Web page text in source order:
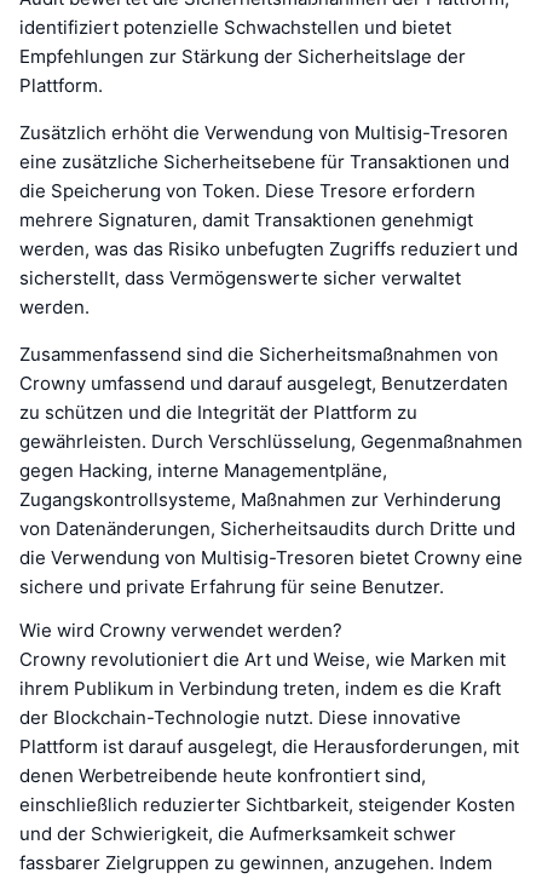
identifiziert potenzielle Schwachstellen und bietet
Empfehlungen zur Stärkung der Sicherheitslage der
Plattform.
Zusätzlich erhöht die Verwendung von Multisig-Tresoren
eine zusätzliche Sicherheitsebene für Transaktionen und
die Speicherung von Token. Diese Tresore erfordern
mehrere Signaturen, damit Transaktionen genehmigt
werden, was das Risiko unbefugten Zugriffs reduziert und
sicherstellt, dass Vermögenswerte sicher verwaltet
werden.
Zusammenfassend sind die Sicherheitsmaßnahmen von
Crowny umfassend und darauf ausgelegt, Benutzerdaten
zu schützen und die Integrität der Plattform zu
gewährleisten. Durch Verschlüsselung, Gegenmaßnahmen
gegen Hacking, interne Managementpläne,
Zugangskontrollsysteme, Maßnahmen zur Verhinderung
von Datenänderungen, Sicherheitsaudits durch Dritte und
die Verwendung von Multisig-Tresoren bietet Crowny eine
sichere und private Erfahrung für seine Benutzer.
Wie wird Crowny verwendet werden?
Crowny revolutioniert die Art und Weise, wie Marken mit
ihrem Publikum in Verbindung treten, indem es die Kraft
der Blockchain-Technologie nutzt. Diese innovative
Plattform ist darauf ausgelegt, die Herausforderungen, mit
denen Werbetreibende heute konfrontiert sind,
einschließlich reduzierter Sichtbarkeit, steigender Kosten
und der Schwierigkeit, die Aufmerksamkeit schwer
fassbarer Zielgruppen zu gewinnen, anzugehen. Indem